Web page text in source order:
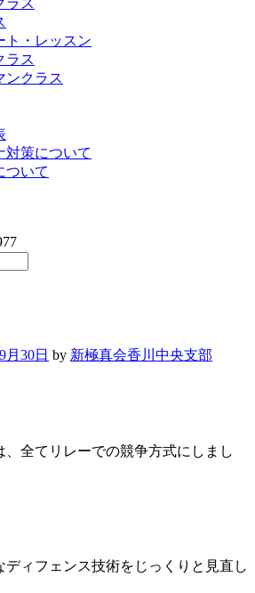
ラス
ト・レッスン
ラス
ンクラス
対策について
ついて
月30日 by 新極真会香川中央支部
全てリレーでの競争方式にしまし
ィフェンス技術をじっくりと見直し